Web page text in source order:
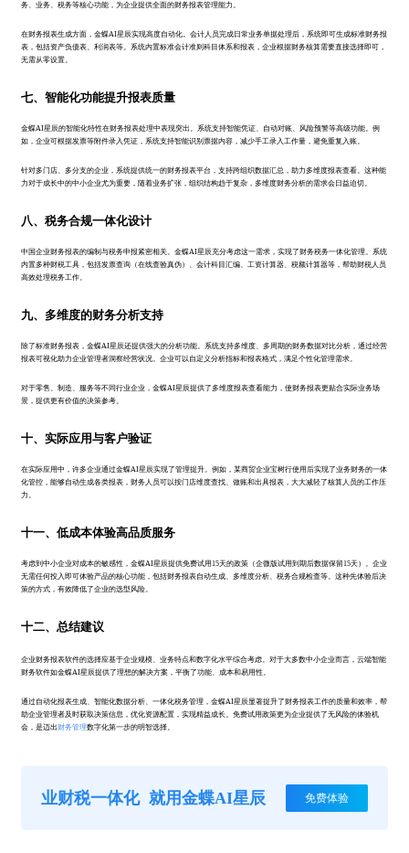
务、业务、税务等核心功能，为企业提供全面的财务报表管理能力。
在财务报表生成方面，金蝶AI星辰实现高度自动化。会计人员完成日常业务单据处理后，系统即可生成标准财务报
表，包括资产负债表、利润表等。系统内置标准会计准则科目体系和报表，企业根据财务核算需要直接选择即可，
无需从零设置。
七、智能化功能提升报表质量
金蝶AI星辰的智能化特性在财务报表处理中表现突出。系统支持智能凭证、自动对账、风险预警等高级功能。例
如，企业可根据发票等附件录入凭证，系统支持智能识别票据内容，减少手工录入工作量，避免重复入账。
针对多门店、多分支的企业，系统提供统一的财务报表平台，支持跨组织数据汇总，助力多维度报表查看。这种能
力对于成长中的中小企业尤为重要，随着业务扩张，组织结构趋于复杂，多维度财务分析的需求会日益迫切。
八、税务合规一体化设计
中国企业财务报表的编制与税务申报紧密相关。金蝶AI星辰充分考虑这一需求，实现了财务税务一体化管理。系统
内置多种财税工具，包括发票查询（在线查验真伪）、会计科目汇编、工资计算器、税额计算器等，帮助财税人员
高效处理税务工作。
九、多维度的财务分析支持
除了标准财务报表，金蝶AI星辰还提供强大的分析功能。系统支持多维度、多周期的财务数据对比分析，通过经营
报表可视化助力企业管理者洞察经营状况。企业可以自定义分析指标和报表格式，满足个性化管理需求。
对于零售、制造、服务等不同行业企业，金蝶AI星辰提供了多维度报表查看能力，使财务报表更贴合实际业务场
景，提供更有价值的决策参考。
十、实际应用与客户验证
在实际应用中，许多企业通过金蝶AI星辰实现了管理提升。例如，某商贸企业宝树行使用后实现了业务财务的一体
化管控，能够自动生成各类报表，财务人员可以按门店维度查找、做账和出具报表，大大减轻了核算人员的工作压
力。
十一、低成本体验高品质服务
考虑到中小企业对成本的敏感性，金蝶AI星辰提供免费试用15天的政策（企微版试用到期后数据保留15天）。企业
无需任何投入即可体验产品的核心功能，包括财务报表自动生成、多维度分析、税务合规检查等。这种先体验后决
策的方式，有效降低了企业的选型风险。
十二、总结建议
企业财务报表软件的选择应基于企业规模、业务特点和数字化水平综合考虑。对于大多数中小企业而言，云端智能
财务软件如金蝶AI星辰提供了理想的解决方案，平衡了功能、成本和易用性。
通过自动化报表生成、智能化数据分析、一体化税务管理，金蝶AI星辰显著提升了财务报表工作的质量和效率，帮
助企业管理者及时获取决策信息，优化资源配置，实现精益成长。免费试用政策更为企业提供了无风险的体验机
会，是迈出财务管理数字化第一步的明智选择。
业财税一体化 就用金蝶AI星辰 免费体验